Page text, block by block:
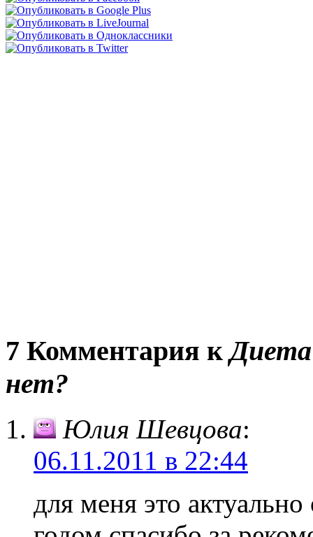
7 Комментария кДиета
нет?
Юлия Шевцова:
06.11.2011 в 22:44
для меня это